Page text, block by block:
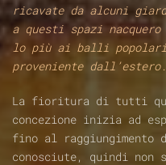
ricavate da alcuni
a questi spazi
lo più ai balli popolari
proveniente dall’estero.
La fioritura di tutti
concezione inizia ad
fino al raggiungimento
conosciute, quindi